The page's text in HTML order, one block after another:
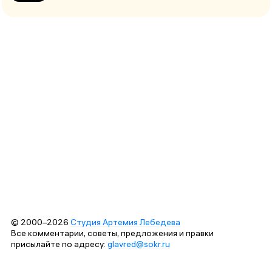
© 2000–2026 Студия Артемия Лебедева
Все комментарии, советы, предложения и правки
присылайте по адресу: glavred@sokr.ru